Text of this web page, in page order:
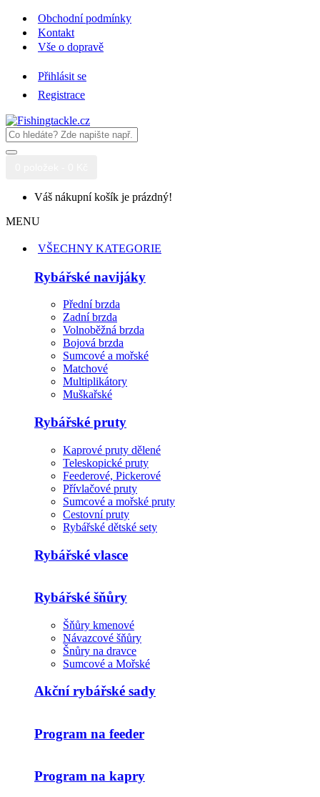
Obchodní podmínky
Kontakt
Vše o dopravě
Přihlásit se
Registrace
Váš nákupní košík je prázdný!
MENU
VŠECHNY KATEGORIE
Rybářské navijáky
Přední brzda
Zadní brzda
Volnoběžná brzda
Bojová brzda
Sumcové a mořské
Matchové
Multiplikátory
Muškařské
Rybářské pruty
Kaprové pruty dělené
Teleskopické pruty
Feederové, Pickerové
Přívlačové pruty
Sumcové a mořské pruty
Cestovní pruty
Rybářské dětské sety
Rybářské vlasce
Rybářské šňůry
Šňůry kmenové
Návazcové šňůry
Šnůry na dravce
Sumcové a Mořské
Akční rybářské sady
Program na feeder
Program na kapry